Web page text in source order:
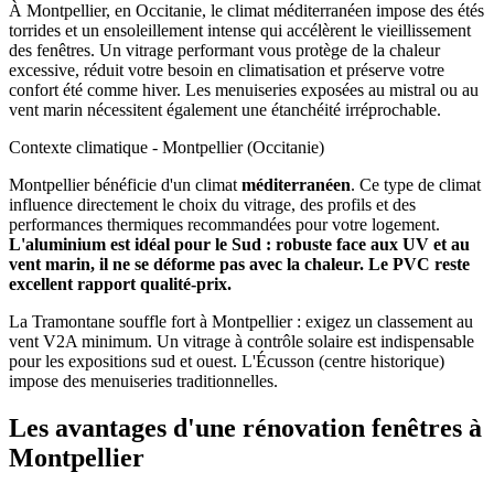
À Montpellier, en Occitanie, le climat méditerranéen impose des étés
torrides et un ensoleillement intense qui accélèrent le vieillissement
des fenêtres. Un vitrage performant vous protège de la chaleur
excessive, réduit votre besoin en climatisation et préserve votre
confort été comme hiver. Les menuiseries exposées au mistral ou au
vent marin nécessitent également une étanchéité irréprochable.
Contexte climatique - Montpellier(Occitanie)
Montpellierbénéficie d'un climat méditerranéen. Ce type de climat
influence directement le choix du vitrage, des profils et des
performances thermiques recommandées pour votre logement.
L'aluminium est idéal pour le Sud : robuste face aux UV et au
vent marin, il ne se déforme pas avec la chaleur. Le PVC reste
excellent rapport qualité-prix.
La Tramontane souffle fort à Montpellier : exigez un classement au
vent V2A minimum. Un vitrage à contrôle solaire est indispensable
pour les expositions sud et ouest. L'Écusson (centre historique)
impose des menuiseries traditionnelles.
Les avantages d'une rénovation fenêtres à
Montpellier